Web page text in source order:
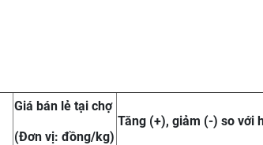
Giá bán lẻ tại chợ
(Đơn vị: đồng/kg)
Tăng (+), giảm (-) so với